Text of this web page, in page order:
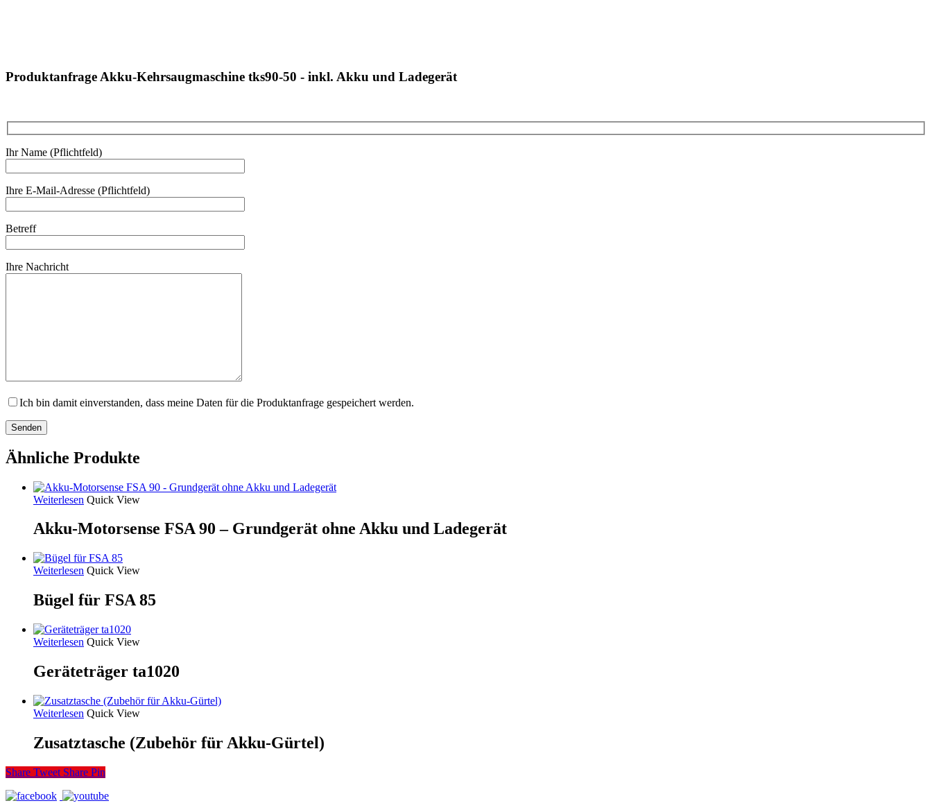
Produktanfrage Akku-Kehrsaugmaschine tks90-50 - inkl. Akku und Ladegerät
Ihr Name (Pflichtfeld)
Ihre E-Mail-Adresse (Pflichtfeld)
Betreff
Ihre Nachricht
Ich bin damit einverstanden, dass meine Daten für die Produktanfrage gespeichert werden.
Ähnliche Produkte
Weiterlesen Quick View
Akku-Motorsense FSA 90 – Grundgerät ohne Akku und Ladegerät
Weiterlesen Quick View
Bügel für FSA 85
Weiterlesen Quick View
Geräteträger ta1020
Weiterlesen Quick View
Zusatztasche (Zubehör für Akku-Gürtel)
Share Tweet Share Pin